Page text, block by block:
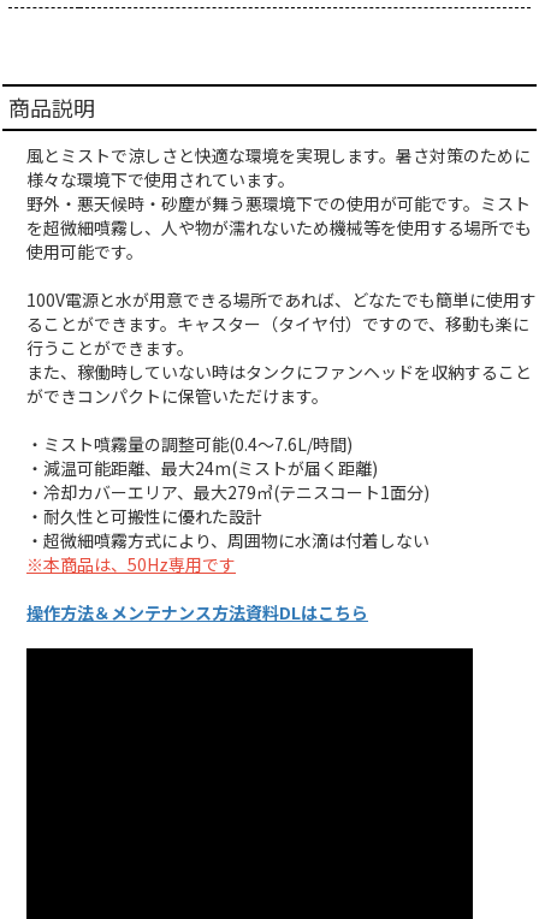
商品説明
風とミストで涼しさと快適な環境を実現します。暑さ対策のために
様々な環境下で使用されています。
野外・悪天候時・砂塵が舞う悪環境下での使用が可能です。ミスト
を超微細噴霧し、人や物が濡れないため機械等を使用する場所でも
使用可能です。
100V電源と水が用意できる場所であれば、どなたでも簡単に使用す
ることができます。キャスター（タイヤ付）ですので、移動も楽に
行うことができます。
また、稼働時していない時はタンクにファンヘッドを収納すること
ができコンパクトに保管いただけます。
・ミスト噴霧量の調整可能(0.4～7.6L/時間)
・減温可能距離、最大24m(ミストが届く距離)
・冷却カバーエリア、最大279㎥(テニスコート1面分)
・耐久性と可搬性に優れた設計
・超微細噴霧方式により、周囲物に水滴は付着しない
※本商品は、50Hz専用です
操作方法＆メンテナンス方法資料DLはこちら